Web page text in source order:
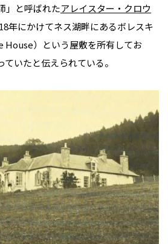
」と呼ばれたアレイスター・クロウ
年にかけてネス湖畔にあるボレスキ
House）という屋敷を所有してお
いたと伝えられている。